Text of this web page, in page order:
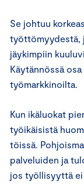
Se johtuu
työttömyydestä,
jäykimpiin
Käytännössä
työmarkkinoilta.
Kun ikäluokat
työikäisistä
töissä.
palveluiden ja
jos työllisyyttä ei